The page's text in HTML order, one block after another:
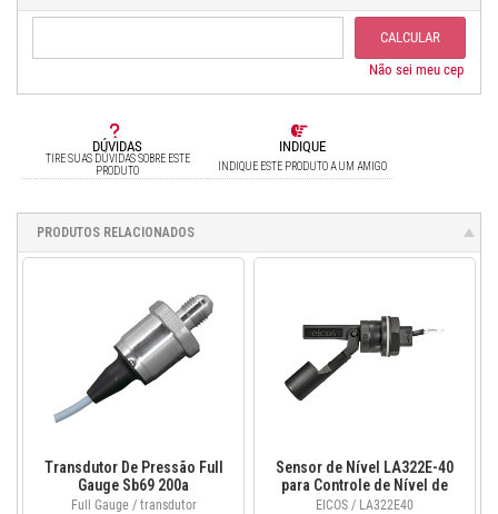
DÚVIDAS
TIRE SUAS DÚVIDAS SOBRE ESTE
PRODUTO
INDIQUE
INDIQUE ESTE PRODUTO A UM AMIGO
CALCULAR
Não sei meu cep
PRODUTOS RELACIONADOS
Transdutor De Pressão Full
Gauge Sb69 200a
Full Gauge / transdutor
Sensor de Nível LA322E-40
para Controle de Nível de
Galões e Tubulações
EICOS / LA322E40